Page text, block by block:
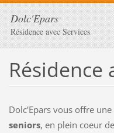
Dolc'Epars
Résidence avec Services
Résidence
Dolc'Epars vous offre une
seniors, en plein coeur